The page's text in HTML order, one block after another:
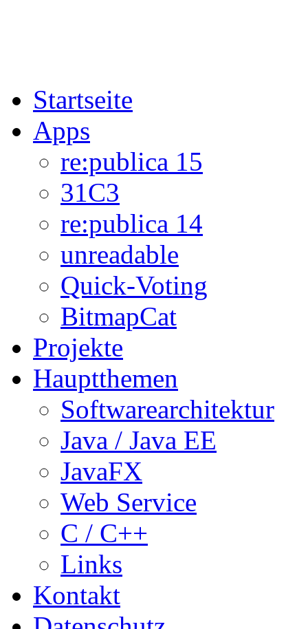
Startseite
Apps
re:publica 15
31C3
re:publica 14
unreadable
Quick-Voting
BitmapCat
Projekte
Hauptthemen
Softwarearchitektur
Java / Java EE
JavaFX
Web Service
C / C++
Links
Kontakt